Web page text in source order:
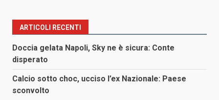
ARTICOLI RECENTI
Doccia gelata Napoli, Sky ne è sicura: Conte
disperato
Calcio sotto choc, ucciso l’ex Nazionale: Paese
sconvolto